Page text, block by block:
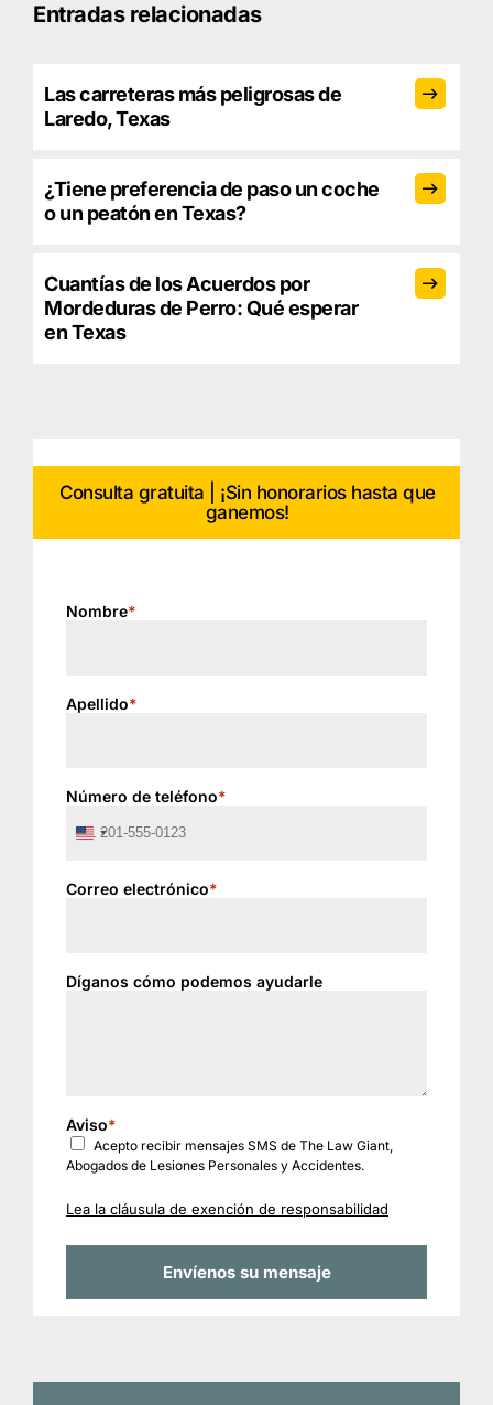
Entradas relacionadas
Las carreteras más peligrosas de
Laredo, Texas
¿Tiene preferencia de paso un coche
o un peatón en Texas?
Cuantías de los Acuerdos por
Mordeduras de Perro: Qué esperar
en Texas
Consulta gratuita | ¡Sin honorarios hasta que
ganemos!
Nombre*
Apellido*
Número de teléfono*
United
Correo electrónico*
Díganos cómo podemos ayudarle
Aviso*
Acepto recibir mensajes SMS de The Law Giant,
Abogados de Lesiones Personales y Accidentes.
Lea la cláusula de exención de responsabilidad